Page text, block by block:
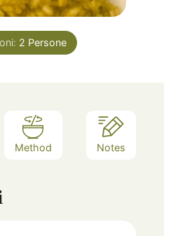
2 Persone
Method Notes